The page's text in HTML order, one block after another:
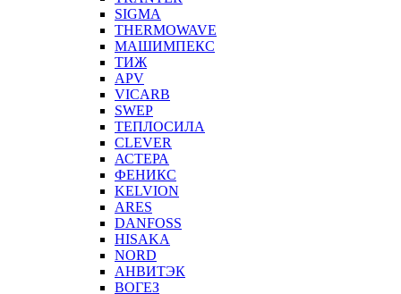
SIGMA
THERMOWAVE
МАШИМПЕКС
ТИЖ
APV
VICARB
SWEP
ТЕПЛОСИЛА
CLEVER
АСТЕРА
ФЕНИКС
KELVION
ARES
DANFOSS
HISAKA
NORD
АНВИТЭК
ВОГЕЗ